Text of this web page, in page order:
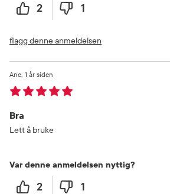
2 1
flagg denne anmeldelsen
Bra
1 år siden
Ane
Lett å bruke
Var denne anmeldelsen nyttig?
2 1